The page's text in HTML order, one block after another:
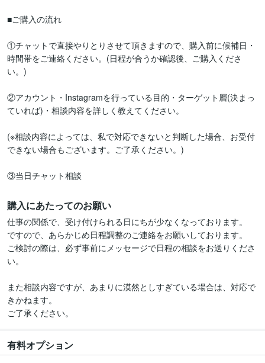
■ご購入の流れ
①チャットで直接やりとりさせて頂きますので、購入前に候補日・
時間帯をご連絡ください。(日程が合うか確認後、ご購入くださ
い。)
②アカウント・Instagramを行っている目的・ターゲット層(決まっ
ていれば)・相談内容を詳しく教えてください。
(※相談内容によっては、私で対応できないと判断した場合、お受付
できない場合もございます。ご了承ください。)
購入にあたってのお願い
仕事の関係で、受け付けられる日にちが少なくなっております。
ですので、あらかじめ日程調整のご連絡をお願いしております。
ご検討の際は、必ず事前にメッセージで日程の相談をお送りくださ
い。
また相談内容ですが、あまりに漠然としすぎている場合は、対応で
きかねます。
ご了承ください。
有料オプション